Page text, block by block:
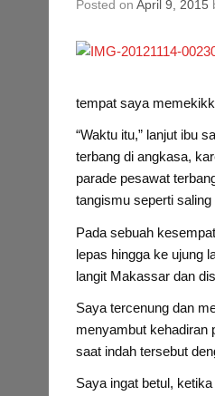
Posted onApril 9, 2015
tempat saya
“Waktu itu,” lanjut ibu
terbang di angkasa,
parade pesawat
tangismu seperti saling
Pada sebuah
lepas hingga ke ujung
langit Makassar dan
Saya tercenung dan
menyambut kehadiran
saat indah tersebut
Saya ingat betul,